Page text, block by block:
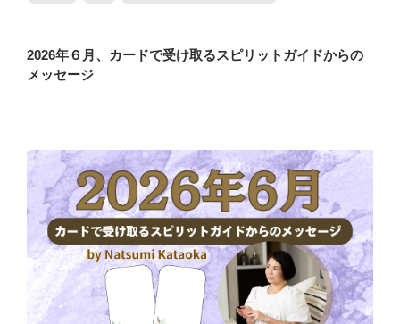
2026年６月、カードで受け取るスピリットガイドからの
メッセージ